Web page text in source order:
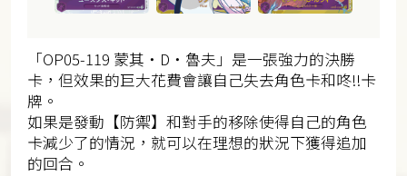
「OP05-119 蒙其・D・魯夫」是一張強力的決勝
卡，但效果的巨大花費會讓自己失去角色卡和咚!!卡
牌。
如果是發動【防禦】和對手的移除使得自己的角色
卡減少了的情況，就可以在理想的狀況下獲得追加
的回合。